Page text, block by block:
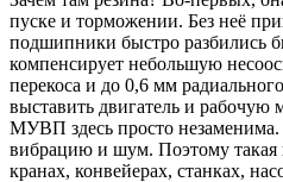
пуске и торможении. Без неё
подшипники быстро разбились
компенсирует небольшую
перекоса и до 0,6 мм
выставить двигатель и рабочую
МУВП здесь просто незаменима.
вибрацию и шум. Поэтому такая
кранах, конвейерах, станках,